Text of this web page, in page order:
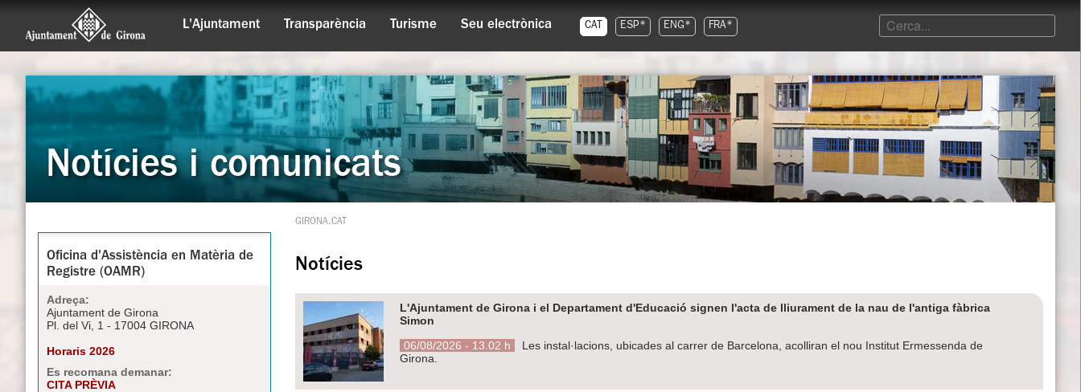
L'Ajuntament Transparència Turisme Seu electrònica CAT ESP* ENG* FRA*
Notícies i comunicats
Oficina d'Assistència en Matèria de
Registre (OAMR)
Adreça:
Ajuntament de Girona
Pl. del Vi, 1 - 17004 GIRONA
Horaris 2026
Es recomana demanar:
CITA PRÈVIA
GIRONA.CAT
Notícies
L'Ajuntament de Girona i el Departament d'Educació signen l'acta de lliurament de la nau de l'antiga fàbrica
Simon
06/08/2026 - 13.02 h
Les instal·lacions, ubicades al carrer de Barcelona, acolliran el nou Institut Ermessenda de
Girona.